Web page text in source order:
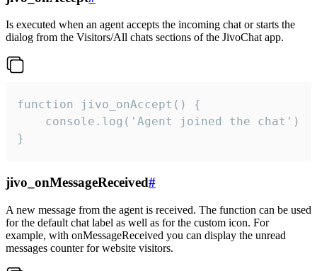
Is executed when an agent accepts the incoming chat or starts the
dialog from the Visitors/All chats sections of the JivoChat app.
function jivo_onAccept() {
}
jivo_onMessageReceived#
A new message from the agent is received. The function can be used
for the default chat label as well as for the custom icon. For
example, with onMessageReceived you can display the unread
messages counter for website visitors.